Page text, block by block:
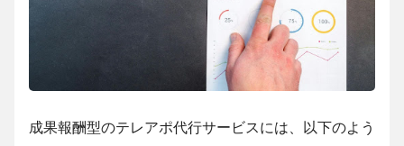
成果報酬型のテレアポ代行サービスには、以下のよう